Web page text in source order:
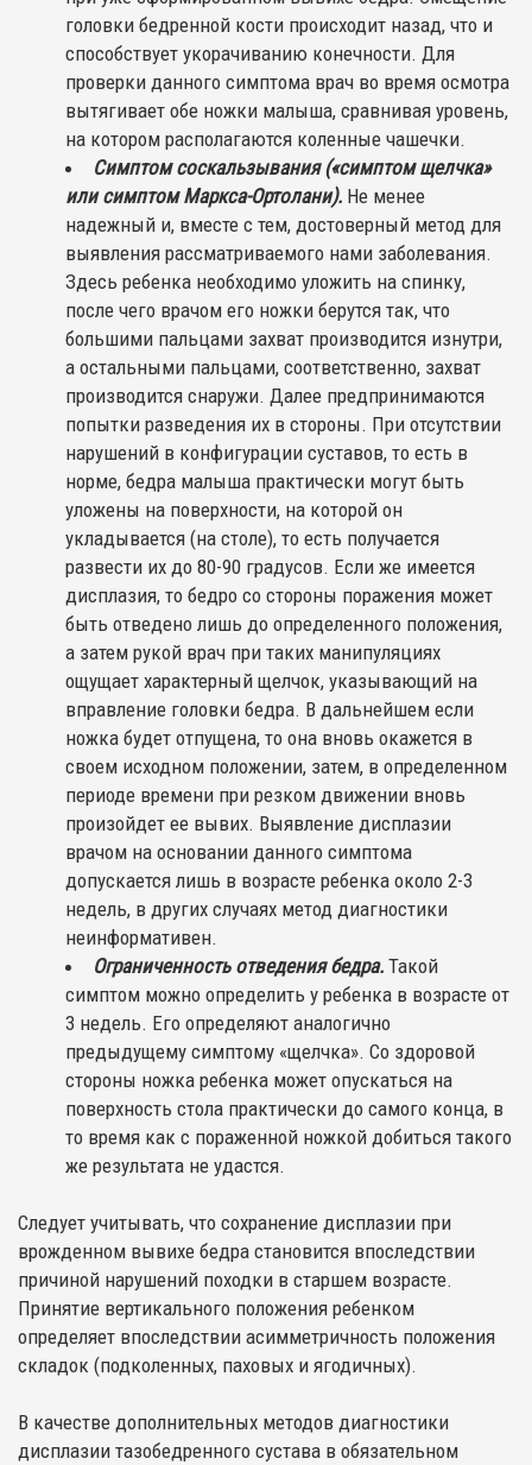
головки бедренной кости происходит назад, что и
способствует укорачиванию конечности. Для
проверки данного симптома врач во время осмотра
вытягивает обе ножки малыша, сравнивая уровень,
на котором располагаются коленные чашечки.
Симптом соскальзывания («симптом щелчка»
или симптом Маркса-Ортолани). Не менее
надежный и, вместе с тем, достоверный метод для
выявления рассматриваемого нами заболевания.
Здесь ребенка необходимо уложить на спинку,
после чего врачом его ножки берутся так, что
большими пальцами захват производится изнутри,
а остальными пальцами, соответственно, захват
производится снаружи. Далее предпринимаются
попытки разведения их в стороны. При отсутствии
нарушений в конфигурации суставов, то есть в
норме, бедра малыша практически могут быть
уложены на поверхности, на которой он
укладывается (на столе), то есть получается
развести их до 80-90 градусов. Если же имеется
дисплазия, то бедро со стороны поражения может
быть отведено лишь до определенного положения,
а затем рукой врач при таких манипуляциях
ощущает характерный щелчок, указывающий на
вправление головки бедра. В дальнейшем если
ножка будет отпущена, то она вновь окажется в
своем исходном положении, затем, в определенном
периоде времени при резком движении вновь
произойдет ее вывих. Выявление дисплазии
врачом на основании данного симптома
допускается лишь в возрасте ребенка около 2-3
недель, в других случаях метод диагностики
неинформативен.
Ограниченность отведения бедра. Такой
симптом можно определить у ребенка в возрасте от
3 недель. Его определяют аналогично
предыдущему симптому «щелчка». Со здоровой
стороны ножка ребенка может опускаться на
поверхность стола практически до самого конца, в
то время как с пораженной ножкой добиться такого
же результата не удастся.
Следует учитывать, что сохранение дисплазии при
врожденном вывихе бедра становится впоследствии
причиной нарушений походки в старшем возрасте.
Принятие вертикального положения ребенком
определяет впоследствии асимметричность положения
складок (подколенных, паховых и ягодичных).
В качестве дополнительных методов диагностики
дисплазии тазобедренного сустава в обязательном